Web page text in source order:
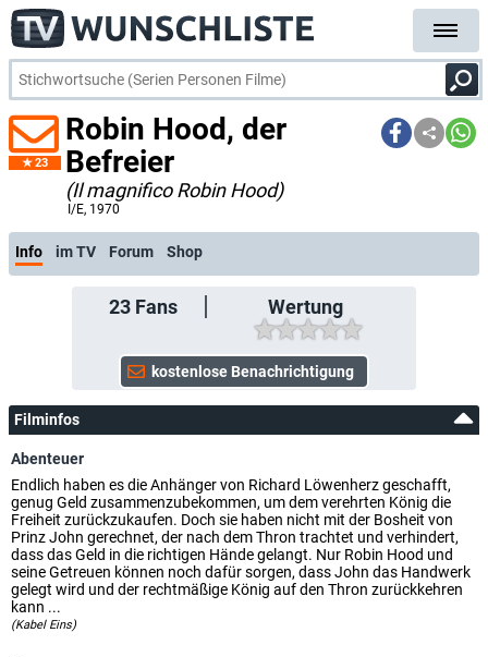
23
Robin Hood, der
Befreier
(Il magnifico Robin Hood)
I/E, 1970
Info im TV Forum Shop
23Fans Wertung
Filminfos
Abenteuer
Endlich haben es die Anhänger von Richard Löwenherz geschafft,
genug Geld zusammenzubekommen, um dem verehrten König die
Freiheit zurückzukaufen. Doch sie haben nicht mit der Bosheit von
Prinz John gerechnet, der nach dem Thron trachtet und verhindert,
dass das Geld in die richtigen Hände gelangt. Nur Robin Hood und
seine Getreuen können noch dafür sorgen, dass John das Handwerk
gelegt wird und der rechtmäßige König auf den Thron zurückkehren
kann ...
(Kabel Eins)